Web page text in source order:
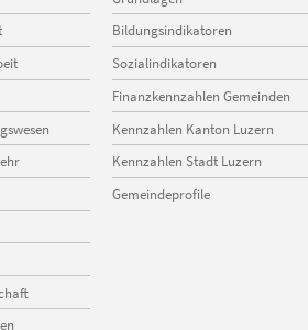
überspringen
Bildungsindikatoren
Sozialindikatoren
Finanzkennzahlen Gemeinden
Kennzahlen Kanton Luzern
Kennzahlen Stadt Luzern
Gemeindeprofile